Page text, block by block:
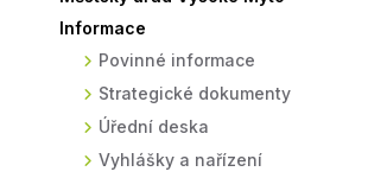
Sodomkovo Vysoké Mýto
Komise
Symboly města
Informace
Povinné informace
Strategické dokumenty
Úřední deska
Vyhlášky a nařízení